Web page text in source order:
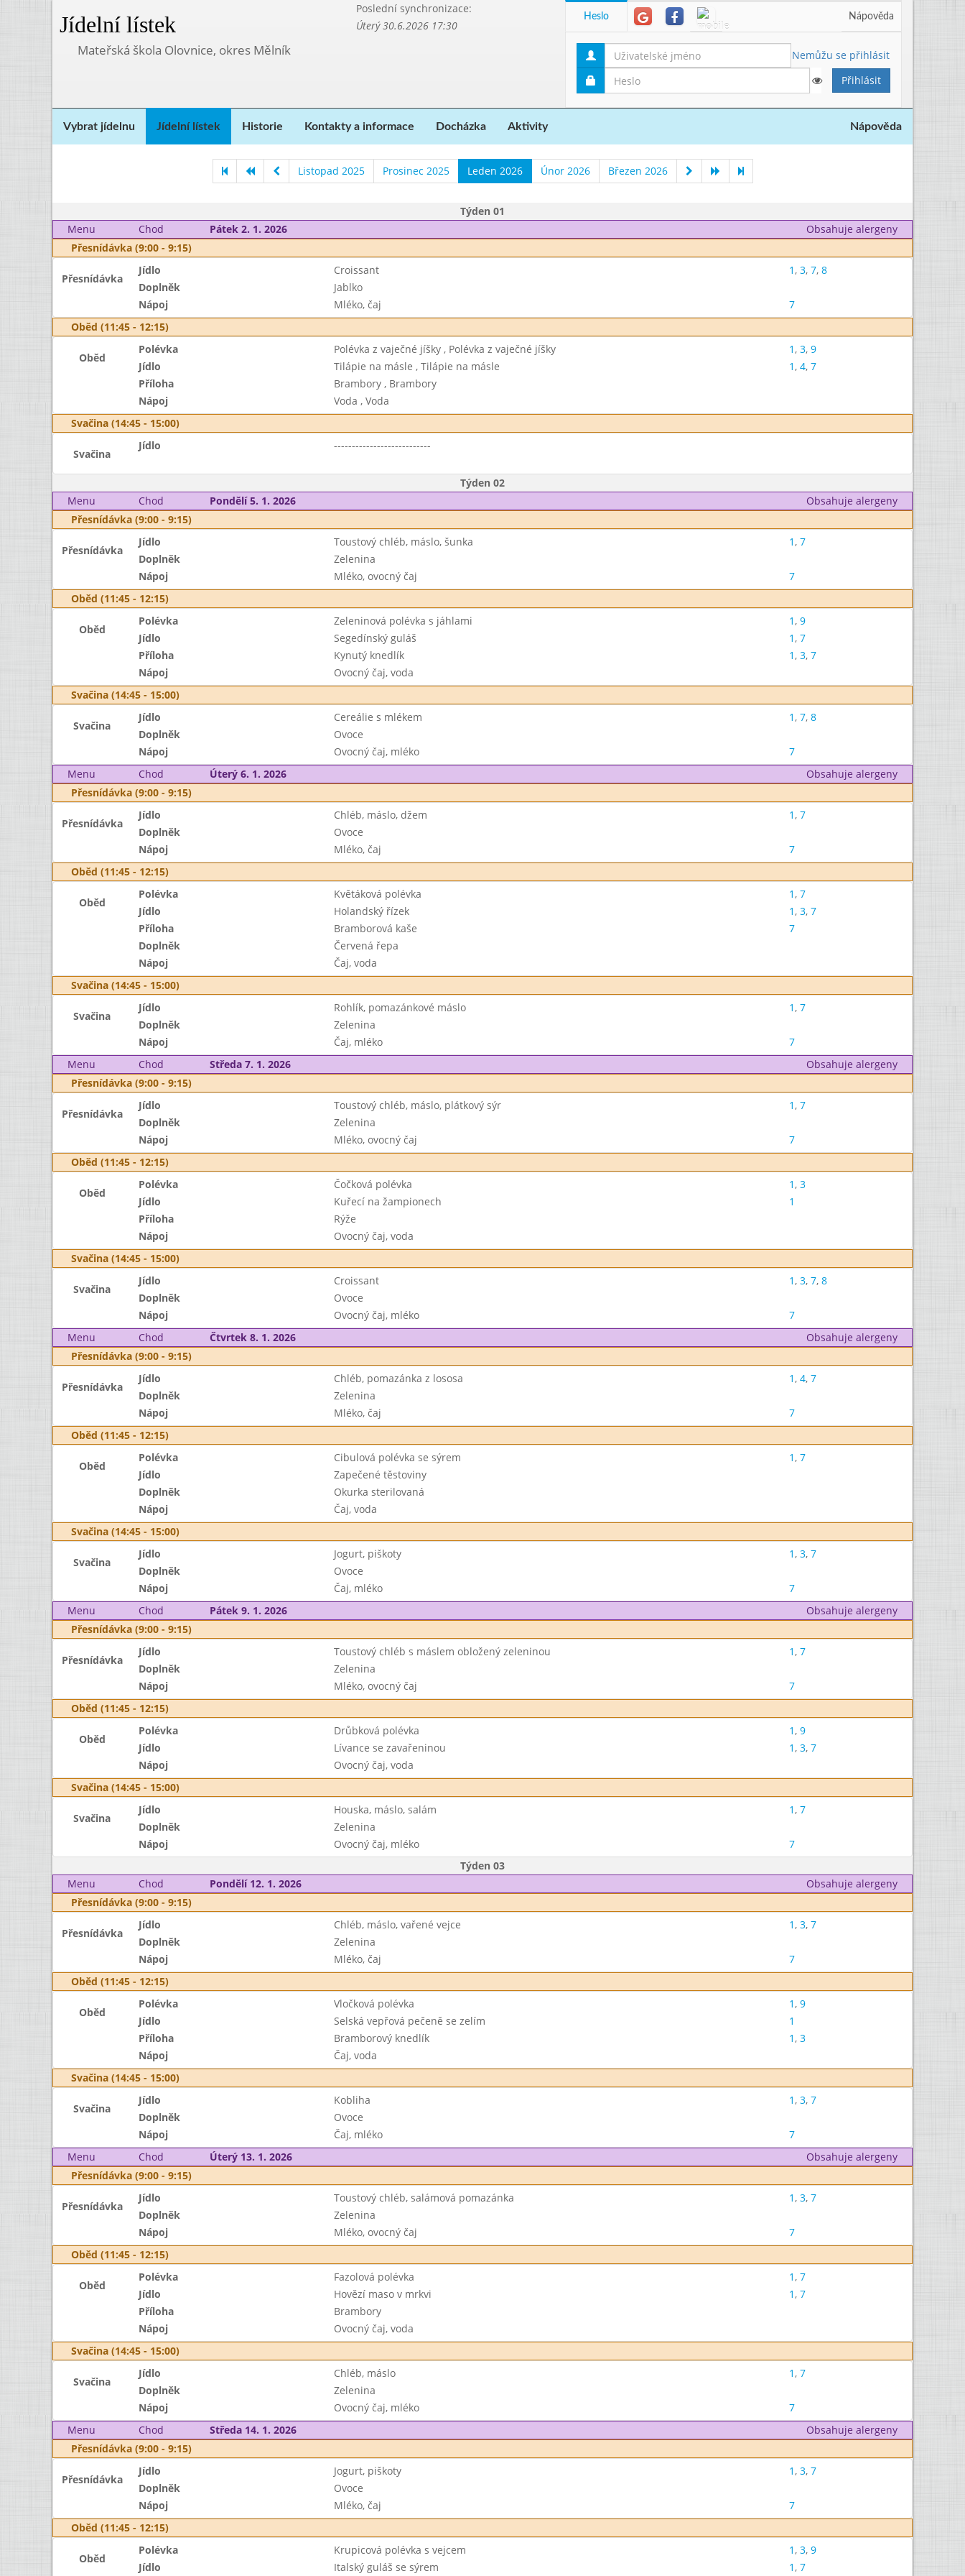
Jídelní lístek
Poslední synchronizace:
Úterý 30.6.2026 17:30
Mateřská škola Olovnice, okres Mělník
Heslo Nápověda
Nemůžu se přihlásit
Vybrat jídelnu Jídelní lístek Historie Kontakty a informace Docházka Aktivity Nápověda
Listopad 2025 Prosinec 2025 Leden 2026 Únor 2026 Březen 2026
Týden 01
Menu
Chod Pátek 2. 1. 2026
Obsahuje alergeny
Přesnídávka (9:00 - 9:15)
Přesnídávka
Jídlo Croissant 1, 3, 7, 8
Doplněk
Jablko
Nápoj
Mléko, čaj
7
Oběd (11:45 - 12:15)
Oběd
Polévka Polévka z vaječné jíšky , Polévka z vaječné jíšky 1, 3, 9
Jídlo
Tilápie na másle , Tilápie na másle 1, 4, 7
Příloha
Brambory , Brambory
Nápoj
Voda , Voda
Svačina (14:45 - 15:00)
Svačina
Jídlo ---------------------------
Týden 02
Menu
Chod Pondělí 5. 1. 2026
Obsahuje alergeny
Přesnídávka (9:00 - 9:15)
Přesnídávka
Jídlo Toustový chléb, máslo, šunka 1, 7
Doplněk
Zelenina
Nápoj
Mléko, ovocný čaj
7
Oběd (11:45 - 12:15)
Oběd
Polévka Zeleninová polévka s jáhlami 1, 9
Jídlo
Segedínský guláš 1, 7
Příloha
Kynutý knedlík 1, 3, 7
Nápoj
Ovocný čaj, voda
Svačina (14:45 - 15:00)
Svačina
Jídlo Cereálie s mlékem 1, 7, 8
Doplněk
Ovoce
Nápoj
Ovocný čaj, mléko
7
Menu
Chod Úterý 6. 1. 2026
Obsahuje alergeny
Přesnídávka (9:00 - 9:15)
Přesnídávka
Jídlo Chléb, máslo, džem 1, 7
Doplněk
Ovoce
Nápoj
Mléko, čaj
7
Oběd (11:45 - 12:15)
Oběd
Polévka Květáková polévka 1, 7
Jídlo
Holandský řízek 1, 3, 7
Příloha
Bramborová kaše
7
Doplněk
Červená řepa
Nápoj
Čaj, voda
Svačina (14:45 - 15:00)
Svačina
Jídlo Rohlík, pomazánkové máslo 1, 7
Doplněk
Zelenina
Nápoj
Čaj, mléko
7
Menu
Chod Středa 7. 1. 2026
Obsahuje alergeny
Přesnídávka (9:00 - 9:15)
Přesnídávka
Jídlo Toustový chléb, máslo, plátkový sýr 1, 7
Doplněk
Zelenina
Nápoj
Mléko, ovocný čaj
7
Oběd (11:45 - 12:15)
Oběd
Polévka Čočková polévka 1, 3
Jídlo
Kuřecí na žampionech
1
Příloha
Rýže
Nápoj
Ovocný čaj, voda
Svačina (14:45 - 15:00)
Svačina
Jídlo Croissant 1, 3, 7, 8
Doplněk
Ovoce
Nápoj
Ovocný čaj, mléko
7
Menu
Chod Čtvrtek 8. 1. 2026
Obsahuje alergeny
Přesnídávka (9:00 - 9:15)
Přesnídávka
Jídlo Chléb, pomazánka z lososa 1, 4, 7
Doplněk
Zelenina
Nápoj
Mléko, čaj
7
Oběd (11:45 - 12:15)
Oběd
Polévka Cibulová polévka se sýrem 1, 7
Jídlo
Zapečené těstoviny
Doplněk
Okurka sterilovaná
Nápoj
Čaj, voda
Svačina (14:45 - 15:00)
Svačina
Jídlo Jogurt, piškoty 1, 3, 7
Doplněk
Ovoce
Nápoj
Čaj, mléko
7
Menu
Chod Pátek 9. 1. 2026
Obsahuje alergeny
Přesnídávka (9:00 - 9:15)
Přesnídávka
Jídlo Toustový chléb s máslem obložený zeleninou 1, 7
Doplněk
Zelenina
Nápoj
Mléko, ovocný čaj
7
Oběd (11:45 - 12:15)
Oběd
Polévka Drůbková polévka 1, 9
Jídlo
Lívance se zavařeninou 1, 3, 7
Nápoj
Ovocný čaj, voda
Svačina (14:45 - 15:00)
Svačina
Jídlo Houska, máslo, salám 1, 7
Doplněk
Zelenina
Nápoj
Ovocný čaj, mléko
7
Týden 03
Menu
Chod Pondělí 12. 1. 2026
Obsahuje alergeny
Přesnídávka (9:00 - 9:15)
Přesnídávka
Jídlo Chléb, máslo, vařené vejce 1, 3, 7
Doplněk
Zelenina
Nápoj
Mléko, čaj
7
Oběd (11:45 - 12:15)
Oběd
Polévka Vločková polévka 1, 9
Jídlo
Selská vepřová pečeně se zelím
1
Příloha
Bramborový knedlík 1, 3
Nápoj
Čaj, voda
Svačina (14:45 - 15:00)
Svačina
Jídlo Kobliha 1, 3, 7
Doplněk
Ovoce
Nápoj
Čaj, mléko
7
Menu
Chod Úterý 13. 1. 2026
Obsahuje alergeny
Přesnídávka (9:00 - 9:15)
Přesnídávka
Jídlo Toustový chléb, salámová pomazánka 1, 3, 7
Doplněk
Zelenina
Nápoj
Mléko, ovocný čaj
7
Oběd (11:45 - 12:15)
Oběd
Polévka Fazolová polévka 1, 7
Jídlo
Hovězí maso v mrkvi 1, 7
Příloha
Brambory
Nápoj
Ovocný čaj, voda
Svačina (14:45 - 15:00)
Svačina
Jídlo Chléb, máslo 1, 7
Doplněk
Zelenina
Nápoj
Ovocný čaj, mléko
7
Menu
Chod Středa 14. 1. 2026
Obsahuje alergeny
Přesnídávka (9:00 - 9:15)
Přesnídávka
Jídlo Jogurt, piškoty 1, 3, 7
Doplněk
Ovoce
Nápoj
Mléko, čaj
7
Oběd (11:45 - 12:15)
Oběd
Polévka Krupicová polévka s vejcem 1, 3, 9
Jídlo
Italský guláš se sýrem 1, 7